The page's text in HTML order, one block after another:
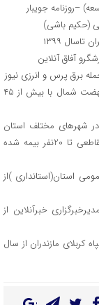
*مدیرمسئول و صاحب امتیاز روزنامه های ، نقش قلم و نهضت شمال با بیش از ۴۵
در شهرهای مختلف استان
مازندران ازجمله شهرستان ساری بابل قائمشهرو آمل (درمقاطعی تا 20نفر بیمه شده
استان(استانداری )از
ایسنا درمازندران از سال ۱۳۷۸ تا1384 و مدیرخبرگزاری خبرآنلاین از
کربلای مازندران از سال